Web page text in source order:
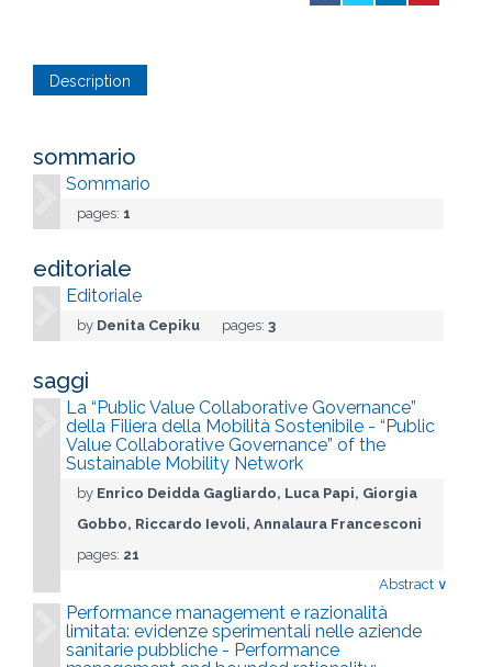
Description
sommario
Sommario
pages: 1
editoriale
Editoriale
by Denita Cepiku pages: 3
saggi
La “Public Value Collaborative Governance”
della Filiera della Mobilità Sostenibile - “Public
Value Collaborative Governance” of the
Sustainable Mobility Network
by Enrico Deidda Gagliardo, Luca Papi, Giorgia
Gobbo, Riccardo Ievoli, Annalaura Francesconi
pages: 21
Abstract ∨
Performance management e razionalità
limitata: evidenze sperimentali nelle aziende
sanitarie pubbliche - Performance